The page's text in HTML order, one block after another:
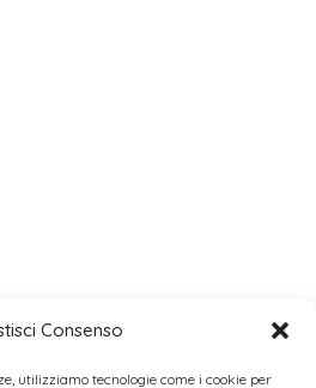
Consenso
utilizziamo tecnologie come i cookie per
– Cerda PA